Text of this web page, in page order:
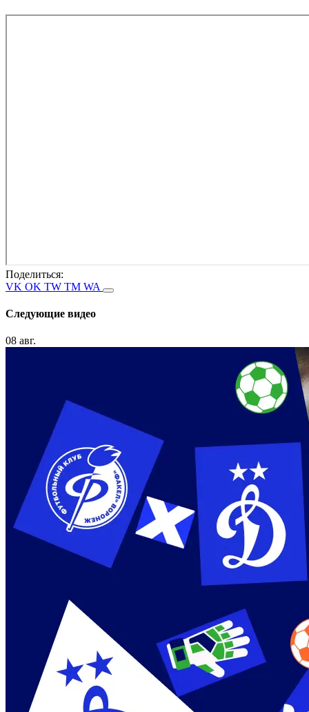
Поделиться:
VK OK TW TM WA
Следующие видео
08 авг.